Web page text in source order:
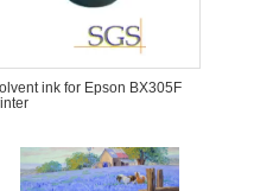
ink for Epson BX305F